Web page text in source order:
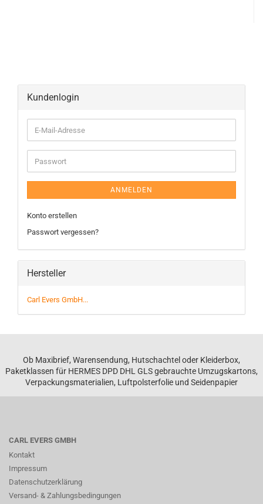
Kundenlogin
ANMELDEN
Konto erstellen
Passwort vergessen?
Hersteller
Carl Evers GmbH...
Ob Maxibrief, Warensendung, Hutschachtel oder Kleiderbox,
Paketklassen für HERMES DPD DHL GLS gebrauchte Umzugskartons,
Verpackungsmaterialien, Luftpolsterfolie und Seidenpapier
CARL EVERS GMBH
Kontakt
Impressum
Datenschutzerklärung
Versand- & Zahlungsbedingungen